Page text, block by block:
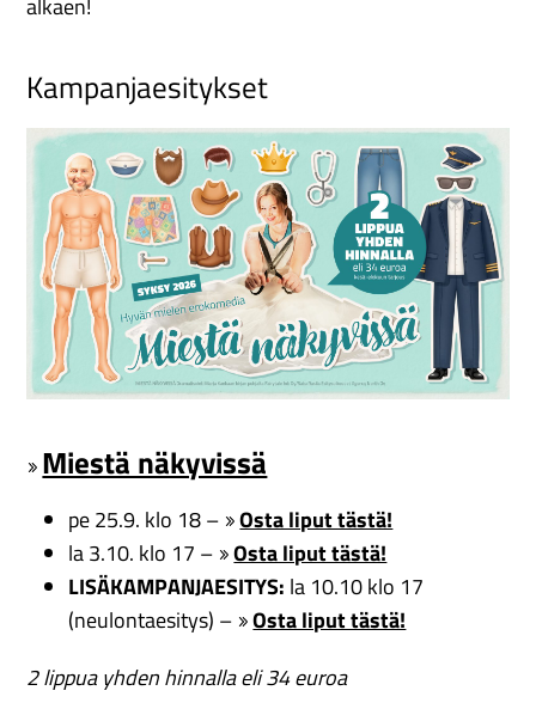
alkaen!
Kampanjaesitykset
Miestä näkyvissä
pe 25.9. klo 18 –
Osta liput tästä!
la 3.10. klo 17 –
Osta liput tästä!
LISÄKAMPANJAESITYS: la 10.10 klo 17
(neulontaesitys) –
Osta liput tästä!
2 lippua yhden hinnalla eli 34 euroa